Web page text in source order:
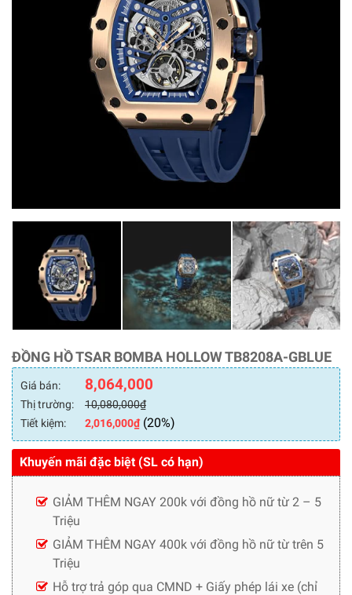
ĐỒNG HỒ TSAR BOMBA HOLLOW TB8208A-GBLUE
Giá bán: 8,064,000
Thị trường: 10,080,000₫
Tiết kiệm:
2,016,000₫(20%)
Khuyến mãi đặc biệt (SL có hạn)
GIẢM THÊM NGAY 200k với đồng hồ nữ từ 2 – 5
Triệu
GIẢM THÊM NGAY 400k với đồng hồ nữ từ trên 5
Triệu
Hỗ trợ trả góp qua CMND + Giấy phép lái xe (chỉ